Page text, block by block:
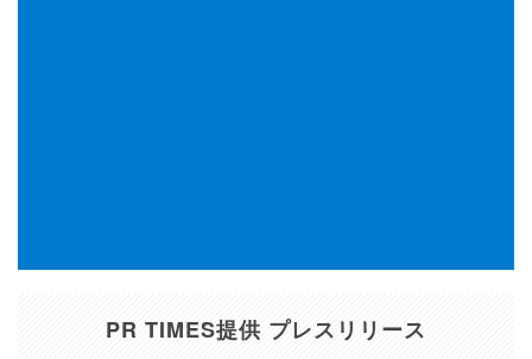
PR TIMES提供 プレスリリース